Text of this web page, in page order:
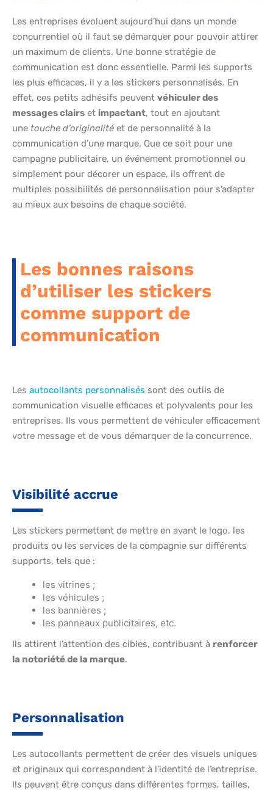
Les entreprises évoluent aujourd’hui dans un monde
concurrentiel où il faut se démarquer pour pouvoir attirer
un maximum de clients. Une bonne stratégie de
communication est donc essentielle. Parmi les supports
les plus efficaces, il y a les stickers personnalisés. En
effet, ces petits adhésifs peuvent véhiculer des
messages clairs et impactant, tout en ajoutant
une touche d’originalité et de personnalité à la
communication d’une marque. Que ce soit pour une
campagne publicitaire, un événement promotionnel ou
simplement pour décorer un espace, ils offrent de
multiples possibilités de personnalisation pour s’adapter
au mieux aux besoins de chaque société.
Les bonnes raisons
d’utiliser les stickers
comme support de
communication
Les autocollants personnalisés sont des outils de
communication visuelle efficaces et polyvalents pour les
entreprises. Ils vous permettent de véhiculer efficacement
votre message et de vous démarquer de la concurrence.
Visibilité accrue
Les stickers permettent de mettre en avant le logo, les
produits ou les services de la compagnie sur différents
supports, tels que :
les vitrines ;
les véhicules ;
les bannières ;
les panneaux publicitaires, etc.
Ils attirent l’attention des cibles, contribuant à renforcer
la notoriété de la marque.
Personnalisation
Les autocollants permettent de créer des visuels uniques
et originaux qui correspondent à l’identité de l’entreprise.
Ils peuvent être conçus dans différentes formes, tailles,